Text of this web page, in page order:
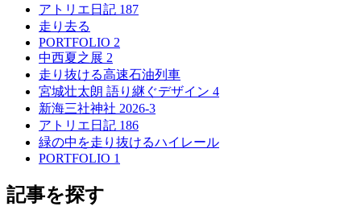
アトリエ日記 187
走り去る
PORTFOLIO 2
中西夏之展 2
走り抜ける高速石油列車
宮城壮太朗 語り継ぐデザイン 4
新海三社神社 2026-3
アトリエ日記 186
緑の中を走り抜けるハイレール
PORTFOLIO 1
記事を探す